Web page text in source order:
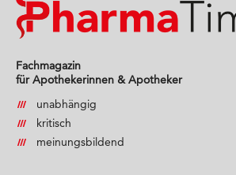
Fachmagazin
für Apothekerinnen & Apotheker
unabhängig
kritisch
meinungsbildend